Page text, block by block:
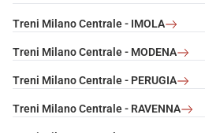
Treni Milano Centrale - IMOLA
Treni Milano Centrale - MODENA
Treni Milano Centrale - PERUGIA
Treni Milano Centrale - RAVENNA